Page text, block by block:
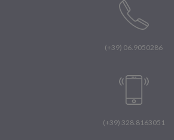
(+39) 06.9050286
(+39) 328.8163051